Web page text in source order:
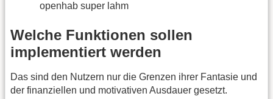
openhab super lahm
Welche Funktionen sollen
implementiert werden
Das sind den Nutzern nur die Grenzen ihrer Fantasie und
der finanziellen und motivativen Ausdauer gesetzt.